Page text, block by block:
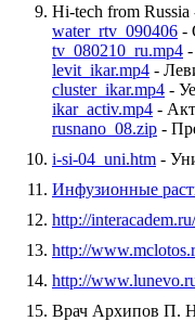
Hi-tech from
water_rtv_090406 -
tv_080210_ru.mp4
levit_ikar.mp4 -
cluster_ikar.mp4 -
ikar_activ.mp4 -
rusnano_08.zip -
i-si-04_uni.htm -
Инфузионные
http://interacadem.ru/
http://
http://
Врач Архипов П.